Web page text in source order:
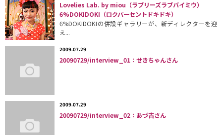
Lovelies Lab. by miou（ラブリーズラブバイミウ）
6%DOKIDOKI（ロクパーセントドキドキ）
6%DOKIDOKIの併設ギャラリーが、新ディレクターを迎
え...
2009.07.29
20090729/interview_01：せきちゃんさん
2009.07.29
20090729/interview_02：あづ吉さん